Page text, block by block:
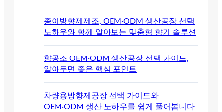
종이방향제제조, OEM·ODM 생산공장 선택
노하우와 함께 알아보는 맞춤형 향기 솔루션
향공조 OEM·ODM 생산공장 선택 가이드,
알아두면 좋은 핵심 포인트
차량용방향제공장 선택 가이드와
OEM·ODM 생산 노하우를 쉽게 풀어봅니다